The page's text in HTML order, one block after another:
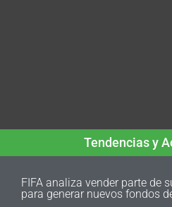
Tendencias y
FIFA analiza vender parte de
para generar nuevos fondos